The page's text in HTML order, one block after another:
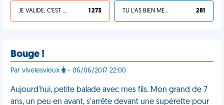
JE VALIDE, C'EST UNE VDM 1 273 TU L'AS BIEN MÉRITÉ 281
Bouge !
Par vivelesvieux - 06/06/2017 22:00
Aujourd'hui, petite balade avec mes fils. Mon grand de 7
ans, un peu en avant, s’arrête devant une supérette pour